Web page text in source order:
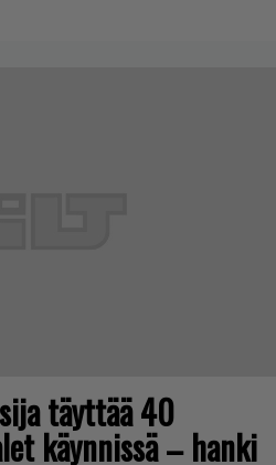
täyttää 40
käynnissä – hanki